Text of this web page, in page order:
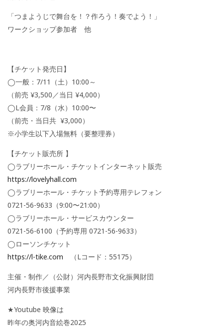
「つまようじで舞台を！？作ろう！奏でよう！」
ワークショップ参加者 他
【チケット発売日】
◯一般：7/11（土）10:00～
（前売 ¥3,500／当日 ¥4,000）
◯L会員：7/8（水）10:00〜
（前売・当日共 ¥3,000）
※小学生以下入場無料（要整理券）
【チケット販売所 】
◯ラブリーホール・チケットインターネット販売
https://lovelyhall.com
◯ラブリーホール・チケット予約専用テレフォン
0721-56-9633（9:00〜21:00）
◯ラブリーホール・サービスカウンター
0721-56-6100（予約専用 0721-56-9633）
◯ローソンチケット
https://l-tike.com （Lコード：55175）
主催・制作／（公財）河内長野市文化振興財団
河内長野市後援事業
★Youtube 映像は
昨年の奥河内音絵巻2025